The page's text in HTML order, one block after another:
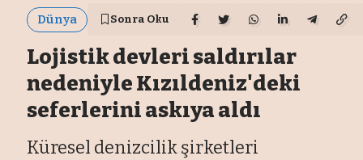
Dünya Sonra Oku
Lojistik devleri saldırılar
nedeniyle Kızıldeniz'deki
seferlerini askıya aldı
Küresel denizcilik şirketleri